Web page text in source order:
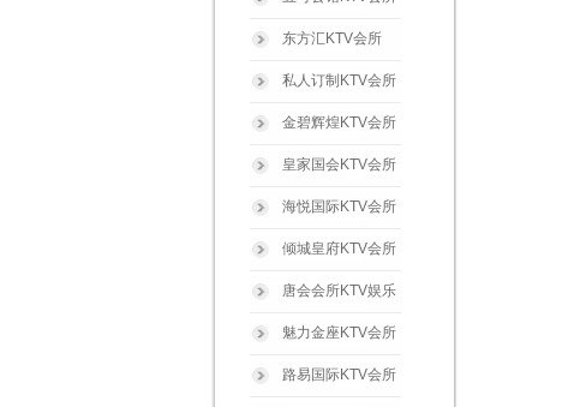
东方汇KTV会所
私人订制KTV会所
金碧辉煌KTV会所
皇家国会KTV会所
海悦国际KTV会所
倾城皇府KTV会所
唐会会所KTV娱乐
魅力金座KTV会所
路易国际KTV会所